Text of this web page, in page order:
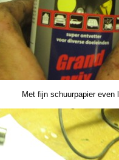
Met fijn schuurpapier even